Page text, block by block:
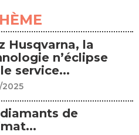
Husqvarna, la
n’éclipse
service...
de